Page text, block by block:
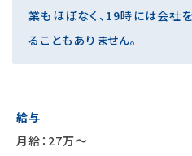
業もほぼなく、19時には会社
ることもありません。
給与
月給：27万～